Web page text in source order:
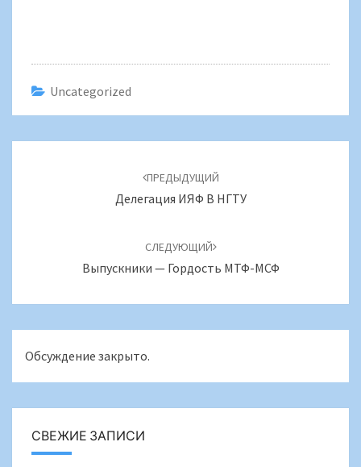
Uncategorized
ПРЕДЫДУЩИЙ
Делегация ИЯФ В НГТУ
СЛЕДУЮЩИЙ
Выпускники — Гордость МТФ-МСФ
Обсуждение закрыто.
СВЕЖИЕ ЗАПИСИ